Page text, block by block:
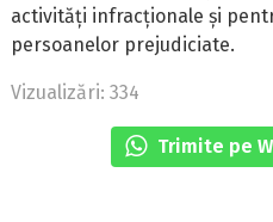
activități infracționale și
persoanelor prejudiciate.
Vizualizări: 334
Trimite pe